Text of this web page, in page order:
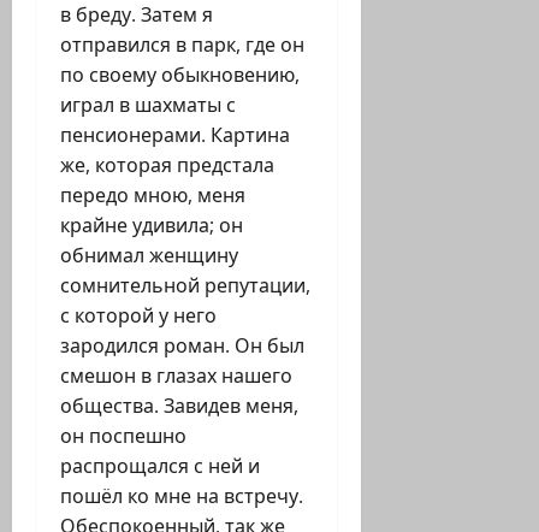
в бреду. Затем я
отправился в парк, где он
по своему обыкновению,
играл в шахматы с
пенсионерами. Картина
же, которая предстала
передо мною, меня
крайне удивила; он
обнимал женщину
сомнительной репутации,
с которой у него
зародился роман. Он был
смешон в глазах нашего
общества. Завидев меня,
он поспешно
распрощался с ней и
пошёл ко мне на встречу.
Обеспокоенный, так же